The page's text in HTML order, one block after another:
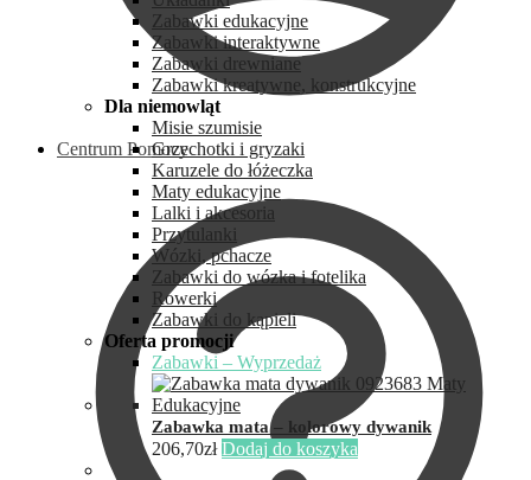
Centrum Pomocy
Zabawki edukacyjne
Zabawki interaktywne
Zabawki drewniane
Zabawki kreatywne, konstrukcyjne
Dla niemowląt
Misie szumisie
Grzechotki i gryzaki
Karuzele do łóżeczka
Maty edukacyjne
Lalki i akcesoria
Przytulanki
Wózki, pchacze
Zabawki do wózka i fotelika
Rowerki
Zabawki do kąpieli
Oferta promocji
Zabawki – Wyprzedaż
Zabawka mata – kolorowy dywanik
206,70zł Dodaj do koszyka